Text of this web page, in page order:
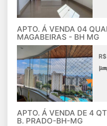
APTO. Á VENDA 04
MAGABEIRAS - BH MG
R$
APTO. Á VENDA DE 4
B. PRADO-BH-MG